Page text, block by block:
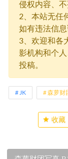
侵权内容、
2、本站无任
如有违法信
3、欢迎和各
影机构和个
投稿。
JK 森萝财
收藏